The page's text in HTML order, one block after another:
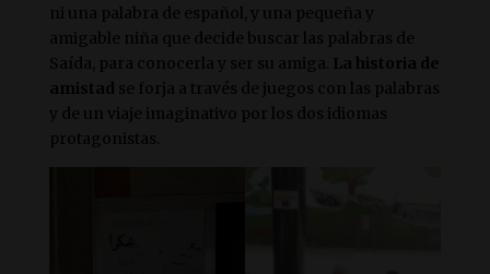
ni una palabra de español, y una pequeña y
amigable niña que decide buscar las palabras de
Saída, para conocerla y ser su amiga. La historia de
amistad se forja a través de juegos con las palabras
y de un viaje imaginativo por los dos idiomas
protagonistas.